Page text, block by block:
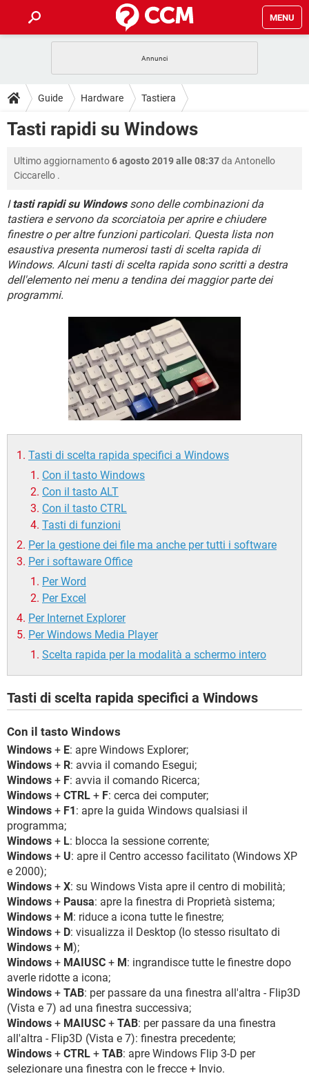
MENU
INTRATTENIMENTO ANDROID
iOS WINDOWS 10
TIKTOK
GUIDE
COVID-19 GAMING
INTRATTENIMENTO ANDROID
iOS WINDOWS 10
TIKTOK FACEBOOK
HARDWARE
DOWNLOAD
INTRATTENIMENTO
INSTAGRAM WHATSAPP
TIKTOK FACEBOOK
HARDWARE
FORUM
INTRATTENIMENTO ANDROID
iOS WINDOWS 10
INSTAGRAM WHATSAPP
TIKTOK FACEBOOK
HARDWARE
COVID-19 GAMING
INTRATTENIMENTO ANDROID
iOS WINDOWS 10
INSTAGRAM
Guide Hardware Tastiera
Tasti rapidi su Windows
Ultimo aggiornamento6 agosto 2019 alle 08:37da Antonello
Ciccarello .
Itasti rapidi su Windowssono delle combinazioni da
tastiera e servono da scorciatoia per aprire e chiudere
finestre o per altre funzioni particolari. Questa lista non
esaustiva presenta numerosi tasti di scelta rapida di
Windows. Alcuni tasti di scelta rapida sono scritti a destra
dell'elemento nei menu a tendina dei maggior parte dei
programmi.
Tasti di scelta rapida specifici a Windows
Con il tasto Windows
Con il tasto ALT
Con il tasto CTRL
Tasti di funzioni
Per la gestione dei file ma anche per tutti i software
Per i softaware Office
Per Word
Per Excel
Per Internet Explorer
Per Windows Media Player
Scelta rapida per la modalità a schermo intero
Tasti di scelta rapida specifici a Windows
Con il tasto Windows
Windows + E: apre Windows Explorer;
Windows + R: avvia il comando Esegui;
Windows + F: avvia il comando Ricerca;
Windows + CTRL + F: cerca dei computer;
Windows + F1: apre la guida Windows qualsiasi il
programma;
Windows + L: blocca la sessione corrente;
Windows + U: apre il Centro accesso facilitato (Windows XP
e 2000);
Windows + X: su Windows Vista apre il centro di mobilità;
Windows + Pausa: apre la finestra di Proprietà sistema;
Windows + M: riduce a icona tutte le finestre;
Windows + D: visualizza il Desktop (lo stesso risultato di
Windows + M);
Windows + MAIUSC + M: ingrandisce tutte le finestre dopo
averle ridotte a icona;
Windows + TAB: per passare da una finestra all'altra - Flip3D
(Vista e 7) ad una finestra successiva;
Windows + MAIUSC + TAB: per passare da una finestra
all'altra - Flip3D (Vista e 7): finestra precedente;
Windows + CTRL + TAB: apre Windows Flip 3-D per
selezionare una finestra con le frecce + Invio.